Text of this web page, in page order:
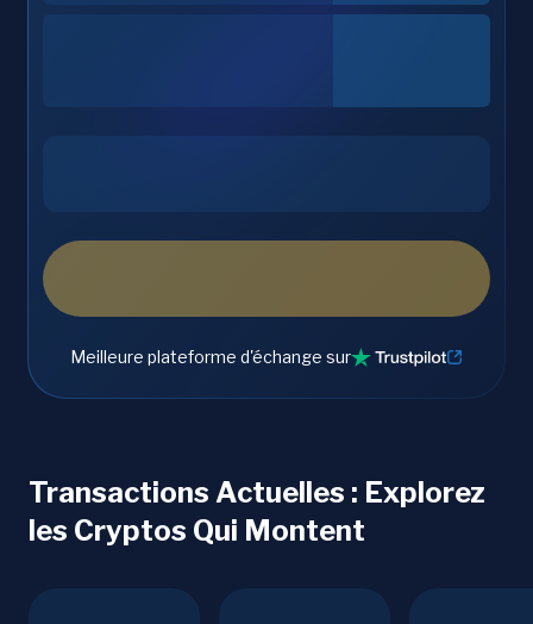
Meilleure plateforme d'échange sur
Transactions Actuelles : Explorez
les Cryptos Qui Montent